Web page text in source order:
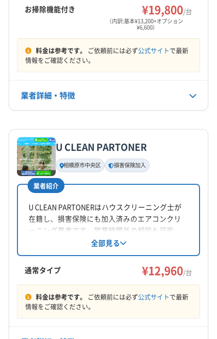
(東京都) 世田谷区
(東京都) 西東京市
(東京都) 足立区
(東京都) 多摩市
(東京都) 台東区
(東京都) 大田区
(東京都) 中央区
(東京都) 中野区
(東京都) 町田市
(東京都) 板橋区
(東京都) 武蔵村山市
(東京都) 武蔵野市
(東京都) 福生市
(東京都) 墨田区
(東京都) 練馬区
(東京都) 八王子市
定休日
年中無休
042-707-4664
お掃除機能付き ¥19,800/台
（内訳:基本¥13,200+オプション
¥6,600）
料金は参考です。 ご依頼前には必ず公式サイトで最新
情報をご確認ください。
業者詳細・特徴
基本情報
代表者名
穐本
所在地
神奈川県相模原市中央区清新8-11-3
対応地域
相模原市南区 相模原市緑区
横浜市旭区
横浜市磯子区 横浜市栄区
横浜市金沢区
横浜市戸塚区
横浜市港北区
横浜市青葉区
横浜市泉区 横浜市中区
横浜市鶴見区
横浜市都筑区
横浜市南区
もっと見る
営業時間
U CLEAN PARTONER
相模原市中央区 損害保険加入
業者紹介
U CLEAN PARTONERはハウスクリーニング士が
在籍し、損害保険にも加入済みのエアコンクリ
ーニング業者です。営業時間外の相談も可能
で、仕上がりに不満があれば無料で追加対応。
相模原市中央区を中心に、東京・神奈川の広範
囲でサービスを提供しています。消臭抗菌コー
トや室外機洗浄などのオプションも用意されて
います。
全部見る
通常タイプ ¥12,960/台
料金は参考です。 ご依頼前には必ず公式サイトで最新
情報をご確認ください。